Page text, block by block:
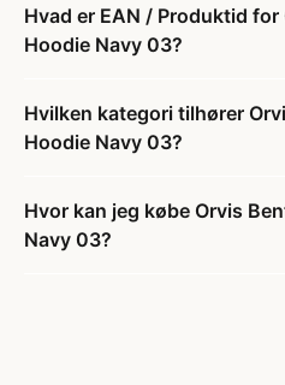
Hvad er EAN / Produktid
Hoodie Navy 03?
Hvilken kategori tilhører
Hoodie Navy 03?
Hvor kan jeg købe Orvis
Navy 03?